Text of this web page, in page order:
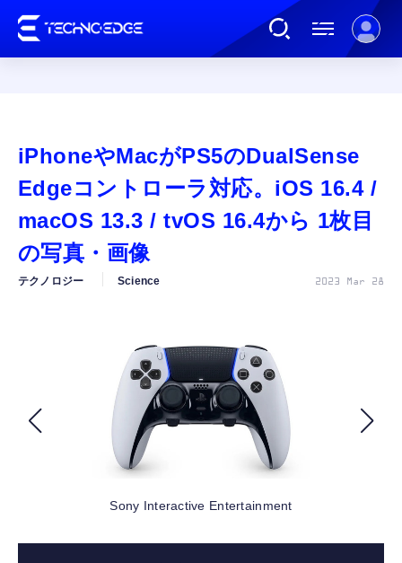
AI
ガジェット
カルチャー
公式ストア
iPhoneやMacがPS5のDualSense
Edgeコントローラ対応。iOS 16.4 /
macOS 13.3 / tvOS 16.4から 1枚目
の写真・画像
テクノロジー Science 2023 Mar 28
Sony Interactive Entertainment